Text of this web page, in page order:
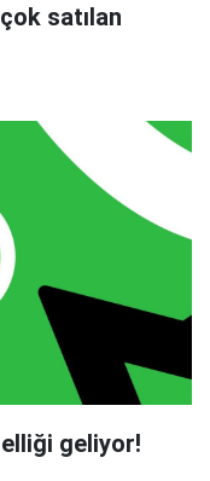
satılan
geliyor!